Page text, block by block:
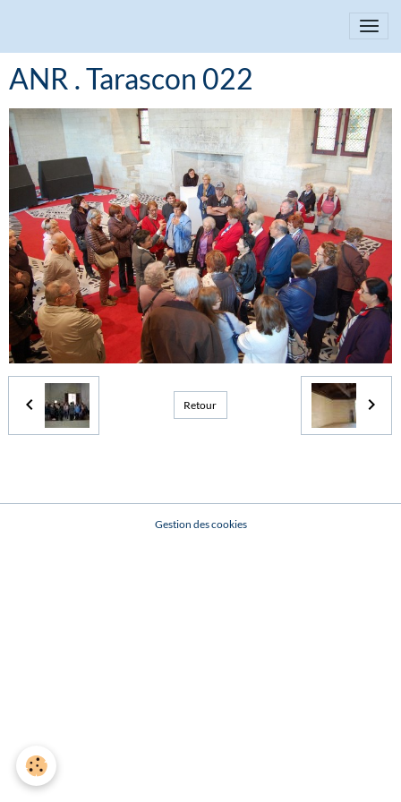
ANR . Tarascon 022
Retour
Gestion des cookies